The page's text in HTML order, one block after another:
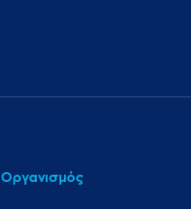
Οργανισμός